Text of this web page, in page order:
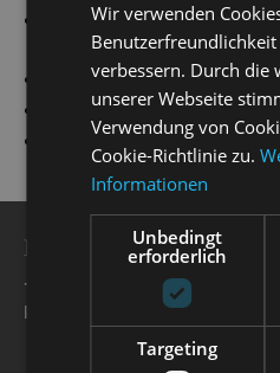
Evita “ Offiziere, Beauty
Liebhaber
Kinostar!“ Autoritäten
Ball im Savoy“ René
My Fair Lady“
BESUCHERSERVICE
+49 351 32042 222
karten@staatsoperette.de
Wir verwenden
verbessern. Durch die
unserer Webseite
Verwendung von
Cookie-Richtlinie zu.
Informationen
Unbedingt
erforderlich
Targeting